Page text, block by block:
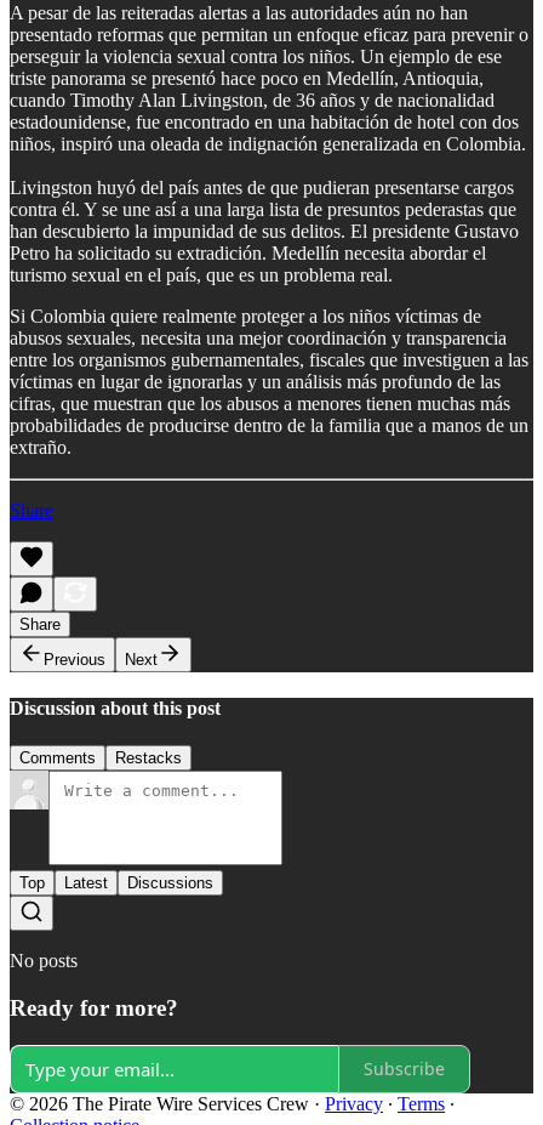
A pesar de las reiteradas alertas a las autoridades aún no han
presentado reformas que permitan un enfoque eficaz para prevenir o
perseguir la violencia sexual contra los niños. Un ejemplo de ese
triste panorama se presentó hace poco en Medellín, Antioquia,
cuando Timothy Alan Livingston, de 36 años y de nacionalidad
estadounidense, fue encontrado en una habitación de hotel con dos
niños, inspiró una oleada de indignación generalizada en Colombia.
Livingston huyó del país antes de que pudieran presentarse cargos
contra él. Y se une así a una larga lista de presuntos pederastas que
han descubierto la impunidad de sus delitos. El presidente Gustavo
Petro ha solicitado su extradición. Medellín necesita abordar el
turismo sexual en el país, que es un problema real.
Si Colombia quiere realmente proteger a los niños víctimas de
abusos sexuales, necesita una mejor coordinación y transparencia
entre los organismos gubernamentales, fiscales que investiguen a las
víctimas en lugar de ignorarlas y un análisis más profundo de las
cifras, que muestran que los abusos a menores tienen muchas más
probabilidades de producirse dentro de la familia que a manos de un
extraño.
Share
Share
Previous
Next
Discussion about this post
Comments Restacks
Top Latest Discussions
No posts
Ready for more?
Subscribe
© 2026 The Pirate Wire Services Crew · Privacy ∙ Terms ∙